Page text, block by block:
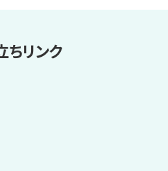
ちリンク